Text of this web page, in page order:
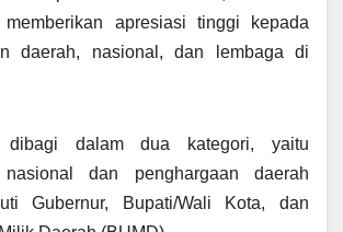
apresiasi tinggi kepada
daerah, nasional, dan lembaga di
dibagi dalam dua kategori, yaitu
nasional dan penghargaan daerah
Gubernur, Bupati/Wali Kota, dan